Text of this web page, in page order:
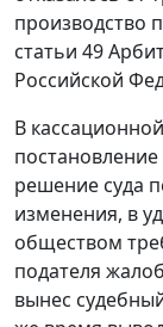
производство
статьи 49
Российской
В
решение суда
изменения, в
обществом
подателя
вынес